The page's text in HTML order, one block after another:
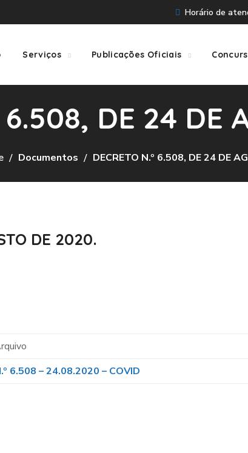
Horário de
Serviços Publicações Oficiais
6.508, DE 24 DE
Documentos DECRETO N.º 6.508, DE 24 DE
DE 2020.
6.508 – 24.08.2020 – COVID